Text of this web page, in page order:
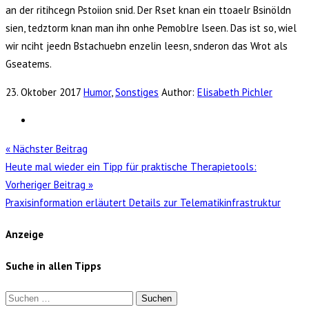
an der ritihcegn Pstoiion snid. Der Rset knan ein ttoaelr Bsinöldn
sien, tedztorm knan man ihn onhe Pemoblre lseen. Das ist so, wiel
wir nciht jeedn Bstachuebn enzelin leesn, snderon das Wrot als
Gseatems.
23. Oktober 2017 Humor,Sonstiges Author: Elisabeth Pichler
« Nächster Beitrag
Heute mal wieder ein Tipp für praktische Therapietools:
Vorheriger Beitrag »
Praxisinformation erläutert Details zur Telematikinfrastruktur
Anzeige
Suche in allen Tipps
Suchen